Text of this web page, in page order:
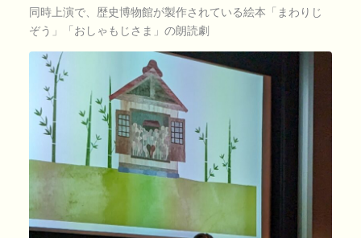
同時上演で、歴史博物館が製作されている絵本「まわりじ
ぞう」「おしゃもじさま」の朗読劇